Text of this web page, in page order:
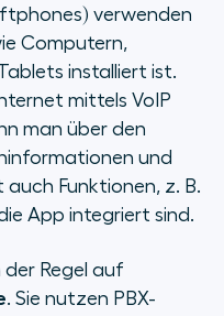
verwenden
Computern,
installiert ist.
mittels VoIP
man über den
und
auch Funktionen, z. B.
App integriert sind.
der Regel auf
. Sie nutzen PBX-